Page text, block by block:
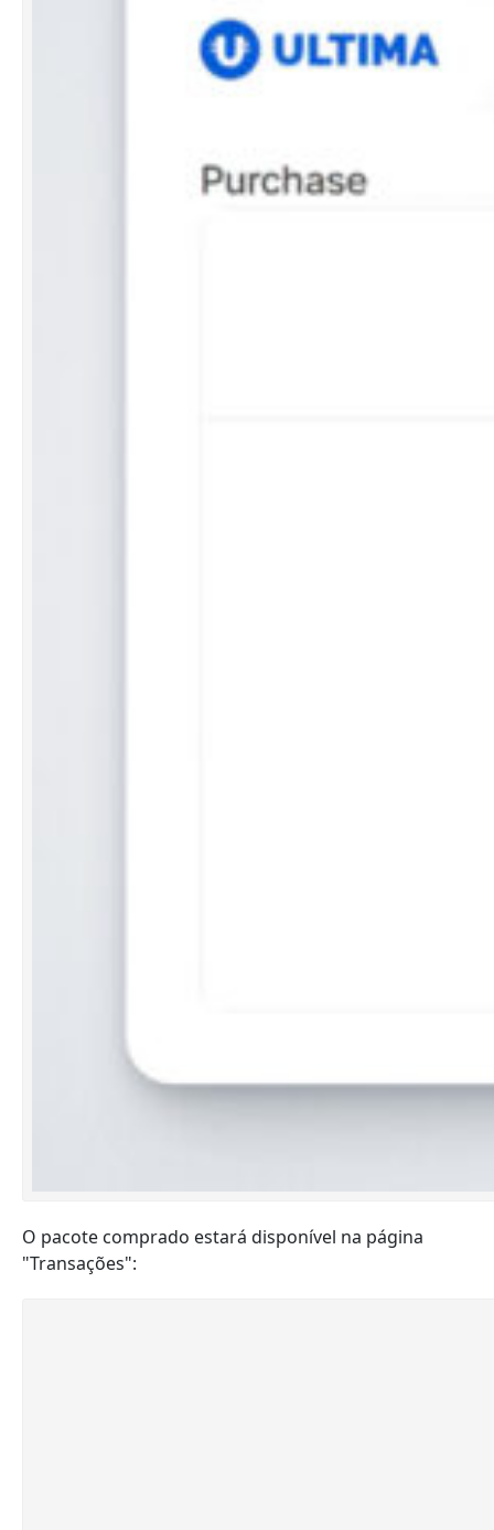
O pacote comprado estará disponível na página
"Transações":